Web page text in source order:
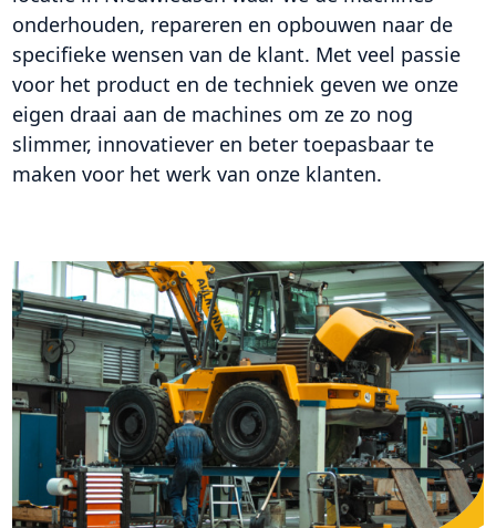
onderhouden, repareren en opbouwen naar de
specifieke wensen van de klant. Met veel passie
voor het product en de techniek geven we onze
eigen draai aan de machines om ze zo nog
slimmer, innovatiever en beter toepasbaar te
maken voor het werk van onze klanten.